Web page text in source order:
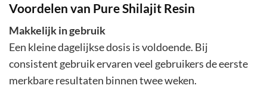
Voordelen van Pure Shilajit Resin
Makkelijk in gebruik
Een kleine dagelijkse dosis is voldoende. Bij
consistent gebruik ervaren veel gebruikers de eerste
merkbare resultaten binnen twee weken.